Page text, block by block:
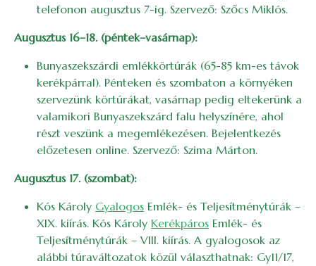
telefonon augusztus 7-ig. Szervező: Szőcs Miklós.
Augusztus 16–18. (péntek–vasárnap):
Bunyaszekszárdi emlékkörtúrák (65-85 km-es távok
kerékpárral). Pénteken és szombaton a környéken
szervezünk körtúrákat, vasárnap pedig eltekerünk a
valamikori Bunyaszekszárd falu helyszínére, ahol
részt veszünk a megemlékezésen. Bejelentkezés
előzetesen online. Szervező: Szima Márton.
Augusztus 17. (szombat):
Kós Károly Gyalogos Emlék- és Teljesítménytúrák –
XIX. kiírás. Kós Károly Kerékpáros Emlék- és
Teljesítménytúrák – VIII. kiírás. A gyalogosok az
alábbi túraváltozatok közül választhatnak: Gy11/17,